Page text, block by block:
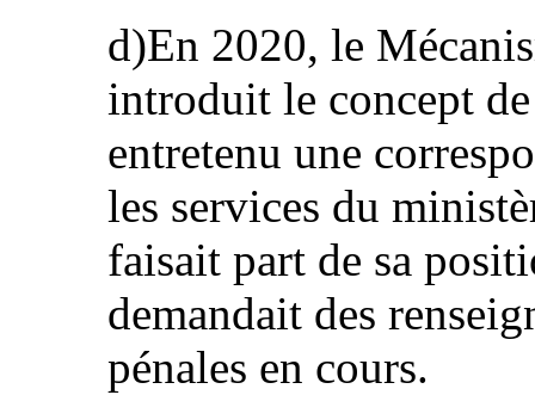
d)En 2020, le
introduit le concept
entretenu une
les services du
faisait part de sa
demandait des
pénales en cours.